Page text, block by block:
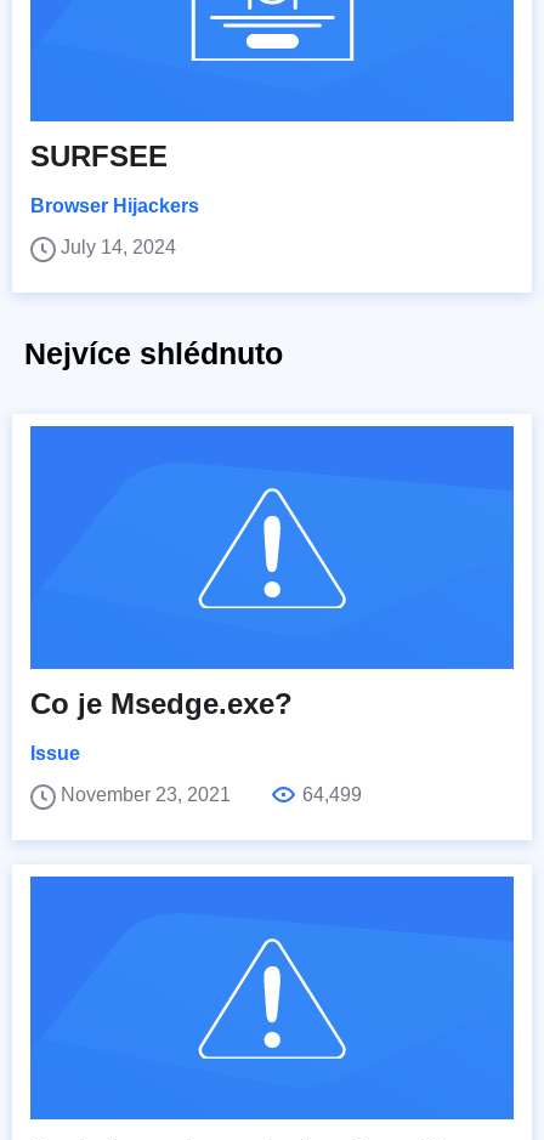
SURFSEE
Browser Hijackers
July 14, 2024
Nejvíce shlédnuto
Co je Msedge.exe?
Issue
November 23, 2021
64,499